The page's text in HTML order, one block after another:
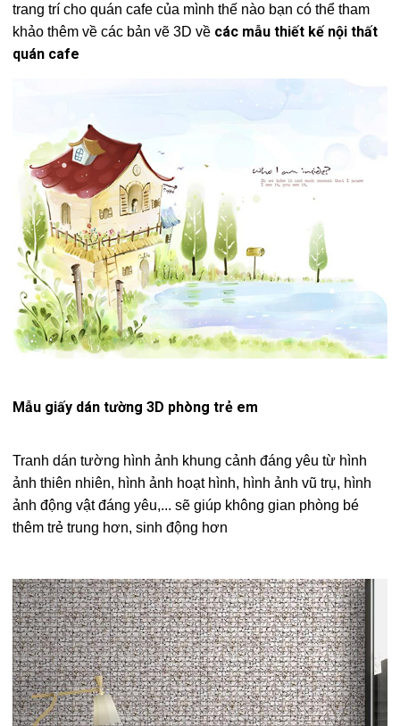
trang trí cho quán cafe của mình thế nào bạn có thể tham
khảo thêm về các bản vẽ 3D về các mẫu thiết kế nội thất
quán cafe
Mẫu giấy dán tường 3D phòng trẻ em
Tranh dán tường hình ảnh khung cảnh đáng yêu từ hình
ảnh thiên nhiên, hình ảnh hoạt hình, hình ảnh vũ trụ, hình
ảnh động vật đáng yêu,... sẽ giúp không gian phòng bé
thêm trẻ trung hơn, sinh động hơn